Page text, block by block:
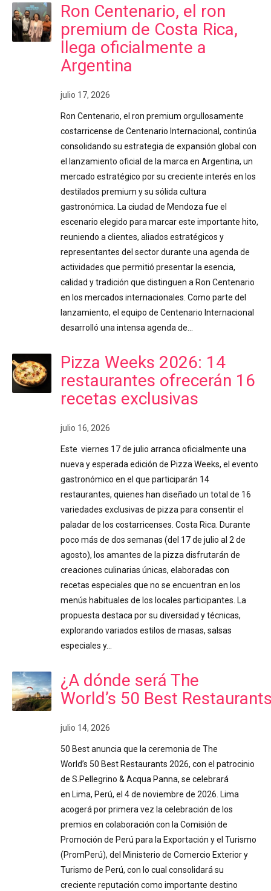
Ron Centenario, el ron
premium de Costa Rica,
llega oficialmente a
Argentina
julio 17, 2026
Ron Centenario, el ron premium orgullosamente
costarricense de Centenario Internacional, continúa
consolidando su estrategia de expansión global con
el lanzamiento oficial de la marca en Argentina, un
mercado estratégico por su creciente interés en los
destilados premium y su sólida cultura
gastronómica. La ciudad de Mendoza fue el
escenario elegido para marcar este importante hito,
reuniendo a clientes, aliados estratégicos y
representantes del sector durante una agenda de
actividades que permitió presentar la esencia,
calidad y tradición que distinguen a Ron Centenario
en los mercados internacionales. Como parte del
lanzamiento, el equipo de Centenario Internacional
desarrolló una intensa agenda de…
Pizza Weeks 2026: 14
restaurantes ofrecerán 16
recetas exclusivas
julio 16, 2026
Este viernes 17 de julio arranca oficialmente una
nueva y esperada edición de Pizza Weeks, el evento
gastronómico en el que participarán 14
restaurantes, quienes han diseñado un total de 16
variedades exclusivas de pizza para consentir el
paladar de los costarricenses. Costa Rica. Durante
poco más de dos semanas (del 17 de julio al 2 de
agosto), los amantes de la pizza disfrutarán de
creaciones culinarias únicas, elaboradas con
recetas especiales que no se encuentran en los
menús habituales de los locales participantes. La
propuesta destaca por su diversidad y técnicas,
explorando variados estilos de masas, salsas
especiales y…
¿A dónde será The
World’s 50 Best
julio 14, 2026
50 Best anuncia que la ceremonia de The
World’s 50 Best Restaurants 2026, con el patrocinio
de S.Pellegrino & Acqua Panna, se celebrará
en Lima, Perú, el 4 de noviembre de 2026. Lima
acogerá por primera vez la celebración de los
premios en colaboración con la Comisión de
Promoción de Perú para la Exportación y el Turismo
(PromPerú), del Ministerio de Comercio Exterior y
Turismo de Perú, con lo cual consolidará su
creciente reputación como importante destino